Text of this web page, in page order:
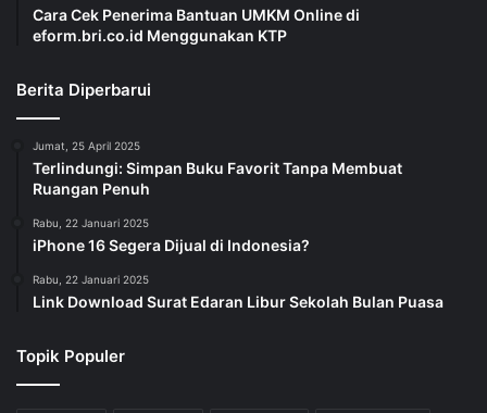
Cara Cek Penerima Bantuan UMKM Online di
eform.bri.co.id Menggunakan KTP
Berita Diperbarui
Jumat, 25 April 2025
Terlindungi: Simpan Buku Favorit Tanpa Membuat
Ruangan Penuh
Rabu, 22 Januari 2025
iPhone 16 Segera Dijual di Indonesia?
Rabu, 22 Januari 2025
Link Download Surat Edaran Libur Sekolah Bulan Puasa
Topik Populer